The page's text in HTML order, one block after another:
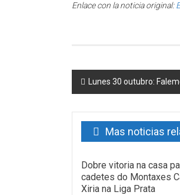
Enlace con la noticia original:
Post
Lunes 30 outubro:
Mas noticias
Dobre vitoria na casa
cadetes do Montaxes
Xiria na Liga Prata